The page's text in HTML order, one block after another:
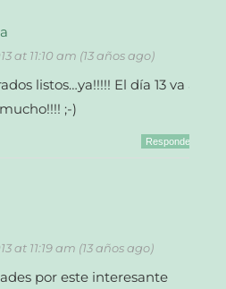
at 11:10 am (13 años ago)
listos…ya!!!!! El día 13 va a
;-)
Responder
at 11:19 am (13 años ago)
por este interesante